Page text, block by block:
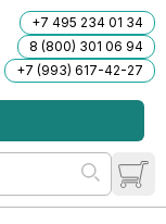
+7 495 234 01 34
8 (800) 301 06 94
+7 (993) 617-42-27